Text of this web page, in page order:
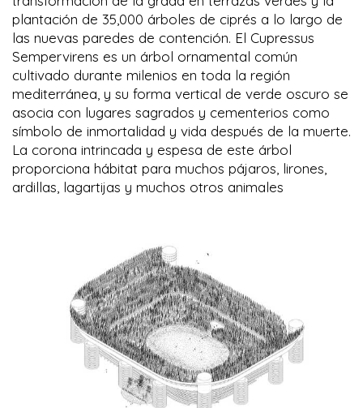
plantación de 35,000 árboles de ciprés a lo largo de
las nuevas paredes de contención. El Cupressus
Sempervirens es un árbol ornamental común
cultivado durante milenios en toda la región
mediterránea, y su forma vertical de verde oscuro se
asocia con lugares sagrados y cementerios como
símbolo de inmortalidad y vida después de la muerte.
La corona intrincada y espesa de este árbol
proporciona hábitat para muchos pájaros, lirones,
ardillas, lagartijas y muchos otros animales